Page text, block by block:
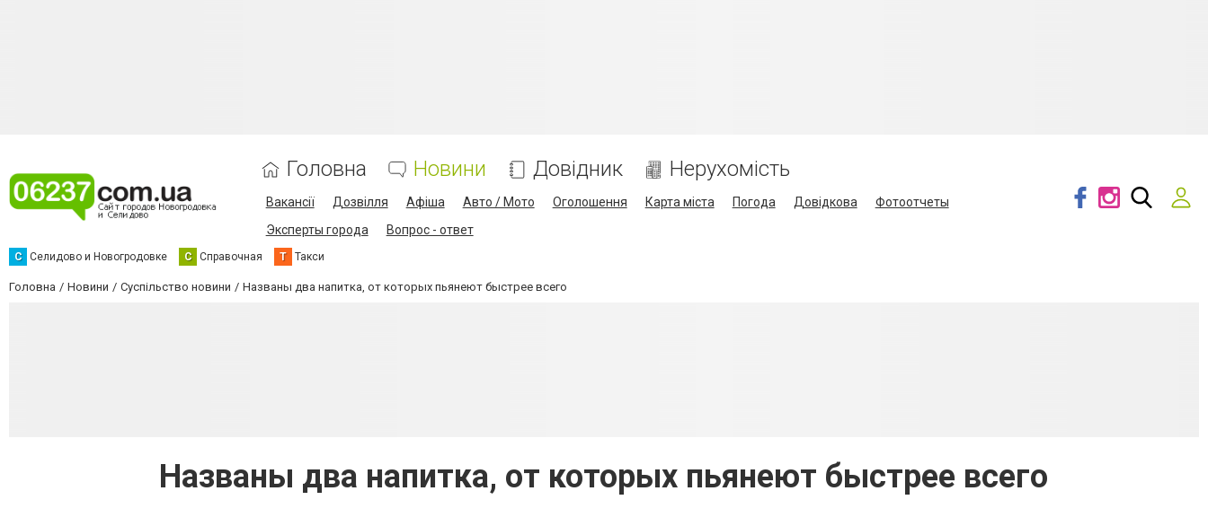
Головна Новини Довідник Нерухомість
Вакансії Дозвілля Афіша Авто / Мото Оголошення Карта міста Погода Довідкова
Фотоотчеты
Эксперты города
Вопрос - ответ
С Селидово и Новогродовке С Справочная Т Такси
Головна Новини Суспільство новини Названы два напитка, от которых пьянеют быстрее всего
Названы два напитка, от которых пьянеют быстрее всего